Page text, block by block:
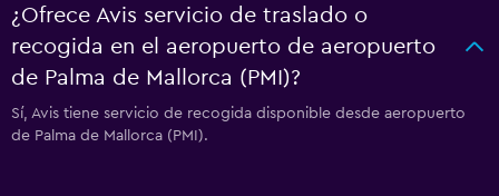
¿Ofrece Avis servicio de traslado o
recogida en el aeropuerto de aeropuerto
de Palma de Mallorca (PMI)?
Sí, Avis tiene servicio de recogida disponible desde aeropuerto
de Palma de Mallorca (PMI).